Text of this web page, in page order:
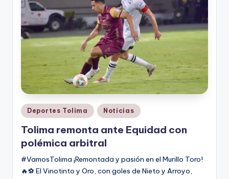
Publicado
en
Deportes Tolima Noticias
Tolima remonta ante Equidad con
polémica arbitral
#VamosTolima ¡Remontada y pasión en el Murillo Toro!
🔥⚽ El Vinotinto y Oro, con goles de Nieto y Arroyo,